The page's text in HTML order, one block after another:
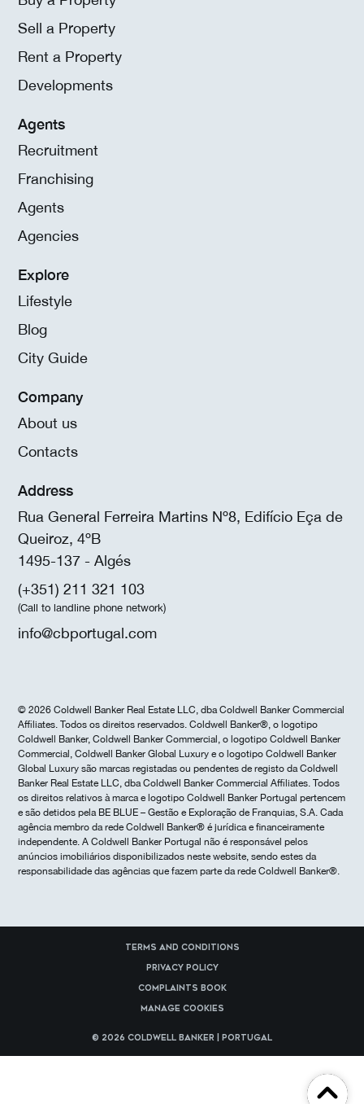
Sell a Property
Rent a Property
Developments
Agents
Recruitment
Franchising
Agents
Agencies
Explore
Lifestyle
Blog
City Guide
Company
About us
Contacts
Address
Rua General Ferreira Martins Nº8, Edifício Eça de
Queiroz, 4ºB
1495-137 - Algés
(+351) 211 321 103
(Call to landline phone network)
info@cbportugal.com
© 2026 Coldwell Banker Real Estate LLC, dba Coldwell Banker Commercial
Affiliates. Todos os direitos reservados. Coldwell Banker®, o logotipo
Coldwell Banker, Coldwell Banker Commercial, o logotipo Coldwell Banker
Commercial, Coldwell Banker Global Luxury e o logotipo Coldwell Banker
Global Luxury são marcas registadas ou pendentes de registo da Coldwell
Banker Real Estate LLC, dba Coldwell Banker Commercial Affiliates. Todos
os direitos relativos à marca e logotipo Coldwell Banker Portugal pertencem
e são detidos pela BE BLUE – Gestão e Exploração de Franquias, S.A. Cada
agência membro da rede Coldwell Banker® é jurídica e financeiramente
independente. A Coldwell Banker Portugal não é responsável pelos
anúncios imobiliários disponibilizados neste website, sendo estes da
responsabilidade das agências que fazem parte da rede Coldwell Banker®.
Terms and Conditions
Privacy Policy
Complaints Book
Manage cookies
© 2026 Coldwell Banker | Portugal